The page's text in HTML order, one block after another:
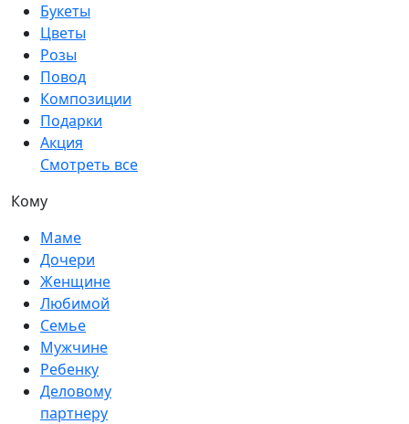
Букеты
Цветы
Розы
Повод
Композиции
Подарки
Акция
Смотреть все
Кому
Маме
Дочери
Женщине
Любимой
Семье
Мужчине
Ребенку
Деловому
партнеру